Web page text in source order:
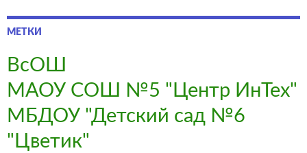
МЕТКИ
ВсОШ
МАОУ СОШ №5 "Центр ИнТех"
МБДОУ "Детский сад №6
"Цветик"